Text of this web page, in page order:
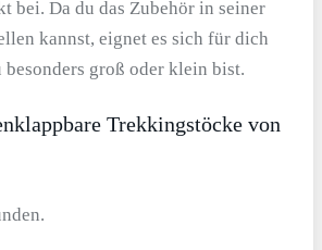
bei. Da du das Zubehör in seiner
kannst, eignet es sich für dich
besonders groß oder klein bist.
Trekkingstöcke von